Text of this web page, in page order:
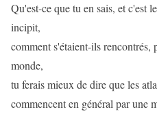
Qu'est-ce que tu en sais, et c'est
incipit,
comment s'étaient-ils rencontrés,
monde,
tu ferais mieux de dire que les
commencent en général par une